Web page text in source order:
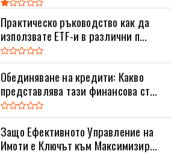
Практическо ръководство как да
използвате ETF-и в различни п...
Обединяване на кредити: Какво
представлява тази финансова ст...
Защо Ефективното Управление на
Имоти е Ключът към Максимизир...